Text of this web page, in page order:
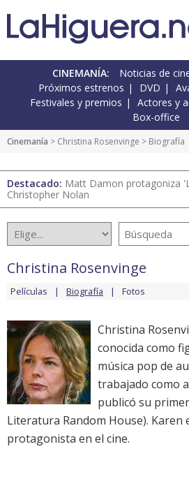
CINEMANÍA: Noticias de
Próximos estrenos
DVD
Festivales y premios
Actores y
Box-office
Cinemanía > Christina Rosenvinge > Biografía
Destacado: Matt Damon protagoniza
Christopher Nolan
Christina Rosenvinge
Películas Biografía Fotos
Christina
conocida como
música pop de
trabajado como
publicó su
Literatura Random House). Karen
protagonista en el cine.